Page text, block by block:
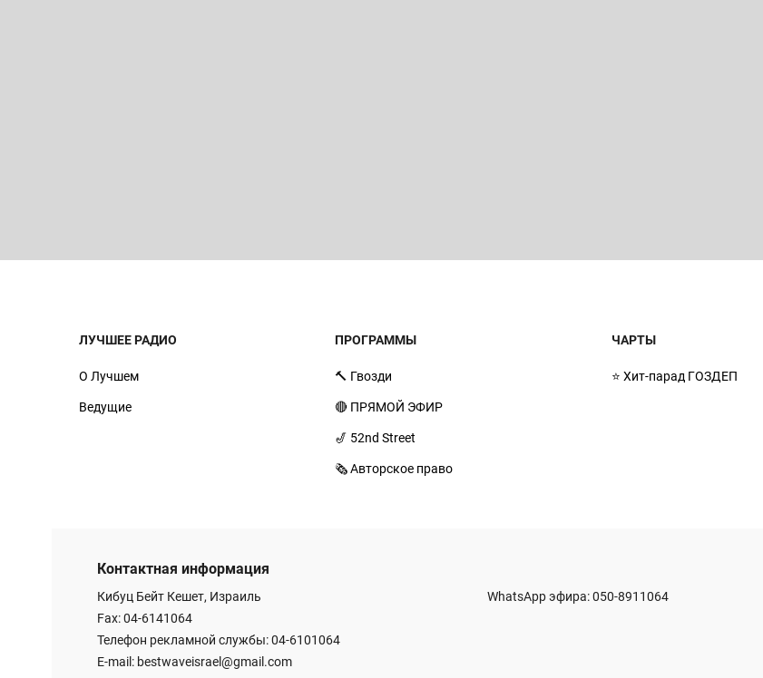
ЛУЧШЕЕ РАДИО
О Лучшем
Ведущие
ПРОГРАММЫ
🔨 Гвозди
🔴 ПРЯМОЙ ЭФИР
🎷 52nd Street
🗞️ Авторское право
ЧАРТЫ
⭐ Хит-парад ГОЗДЕП
Контактная информация
Кибуц Бейт Кешет, Израиль
Fax: 04-6141064
Телефон рекламной службы: 04-6101064
E-mail: bestwaveisrael@gmail.com
WhatsApp эфира:050-8911064